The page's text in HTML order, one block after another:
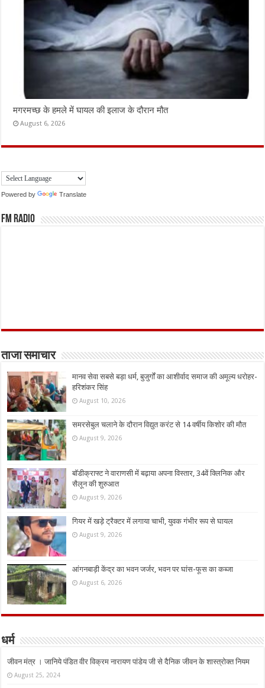
मगरमच्छ के हमले में घायल की इलाज के दौरान मौत
August 6, 2026
Powered by Translate
FM Radio
ताजा समाचार
मानव सेवा सबसे बड़ा धर्म, बुजुर्गों का आशीर्वाद समाज की अमूल्य धरोहर-
हरिशंकर सिंह
August 10, 2026
समरसेबुल चलाने के दौरान विद्युत करंट से 14 वर्षीय किशोर की मौत
August 9, 2026
बॉडीक्राफ्ट ने वाराणसी में बढ़ाया अपना विस्तार, 34वें क्लिनिक और
सैलून की शुरुआत
August 9, 2026
गियर में खड़े ट्रैक्टर में लगाया चाभी, युवक गंभीर रूप से घायल
August 9, 2026
आंगनबाड़ी केंद्र का भवन जर्जर, भवन पर घांस-फूस का कब्जा
August 6, 2026
धर्म
जीवन मंत्र । जानिये पंडित वीर विक्रम नारायण पांडेय जी से दैनिक जीवन के शास्त्रोक्त नियम
August 25, 2024